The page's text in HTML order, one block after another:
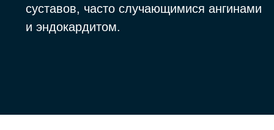
добиться естественного омоложения. На
морщины. После контурной пластики